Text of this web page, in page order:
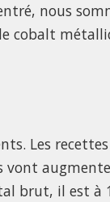
nous
cobalt
Les
vont
brut, il est à